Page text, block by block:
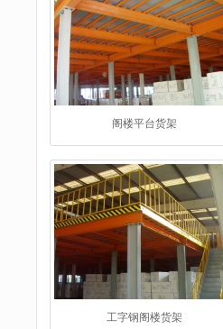
阁楼平台货架
工字钢阁楼货架